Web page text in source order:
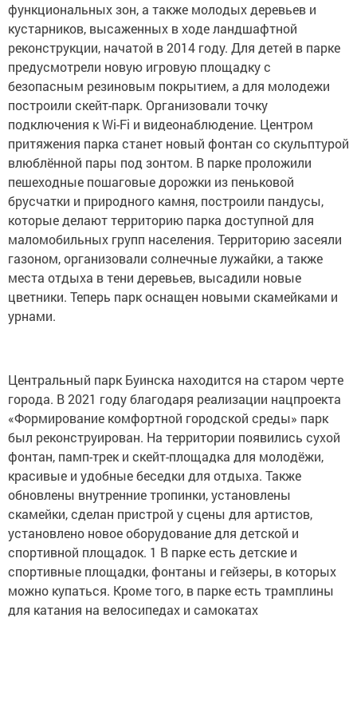
функциональных зон, а также молодых деревьев и
кустарников, высаженных в ходе ландшафтной
реконструкции, начатой в 2014 году. Для детей в парке
предусмотрели новую игровую площадку с
безопасным резиновым покрытием, а для молодежи
построили скейт-парк. Организовали точку
подключения к Wi-Fi и видеонаблюдение. Центром
притяжения парка станет новый фонтан со скульптурой
влюблённой пары под зонтом. В парке проложили
пешеходные пошаговые дорожки из пеньковой
брусчатки и природного камня, построили пандусы,
которые делают территорию парка доступной для
маломобильных групп населения. Территорию засеяли
газоном, организовали солнечные лужайки, а также
места отдыха в тени деревьев, высадили новые
цветники. Теперь парк оснащен новыми скамейками и
урнами.
Центральный парк Буинска находится на старом черте
города. В 2021 году благодаря реализации нацпроекта
«Формирование комфортной городской среды» парк
был реконструирован. На территории появились сухой
фонтан, памп-трек и скейт-площадка для молодёжи,
красивые и удобные беседки для отдыха. Также
обновлены внутренние тропинки, установлены
скамейки, сделан пристрой у сцены для артистов,
установлено новое оборудование для детской и
спортивной площадок. 1 В парке есть детские и
спортивные площадки, фонтаны и гейзеры, в которых
можно купаться. Кроме того, в парке есть трамплины
для катания на велосипедах и самокатах